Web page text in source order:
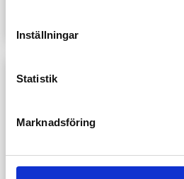
Inställningar
Statistik
Marknadsföring